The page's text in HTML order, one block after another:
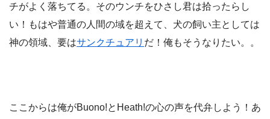
チがよく落ちてる。そのウンチをひさし君は拾ったらし
い！もはや普通の人間の域を超えて、犬の飼い主としては
神の領域、要はサンクチュアリ だ！俺もそうなりたい。。
ここからは俺がBuono!とHeath!の心の声を代弁しよう！あ